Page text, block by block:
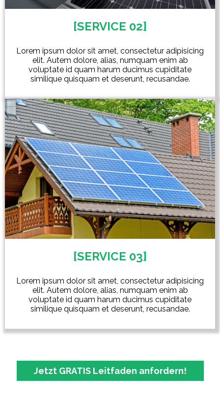
[SERVICE 02]
Lorem ipsum dolor sit amet, consectetur adipisicing
elit. Autem dolore, alias, numquam enim ab
voluptate id quam harum ducimus cupiditate
similique quisquam et deserunt, recusandae.
[SERVICE 03]
Lorem ipsum dolor sit amet, consectetur adipisicing
elit. Autem dolore, alias, numquam enim ab
voluptate id quam harum ducimus cupiditate
similique quisquam et deserunt, recusandae.
Jetzt GRATIS Leitfaden anfordern!